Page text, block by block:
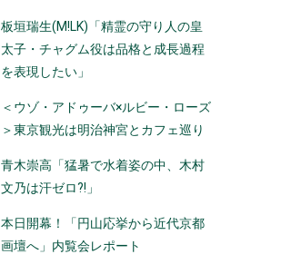
板垣瑞生(M!LK)「精霊の守り人の皇
太子・チャグム役は品格と成長過程
を表現したい」
＜ウゾ・アドゥーバ×ルビー・ローズ
＞東京観光は明治神宮とカフェ巡り
青木崇高「猛暑で水着姿の中、木村
文乃は汗ゼロ?!」
本日開幕！「円山応挙から近代京都
画壇へ」内覧会レポート